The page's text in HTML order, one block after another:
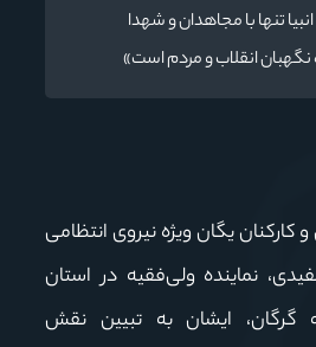
تنها با مجاهدان و شهدا
انقلاب و مردم است»
یگان ویژه نیروی انتظامی
نماینده ولی‌فقیه در استان
گرگان، ایشان به تبیین نقش